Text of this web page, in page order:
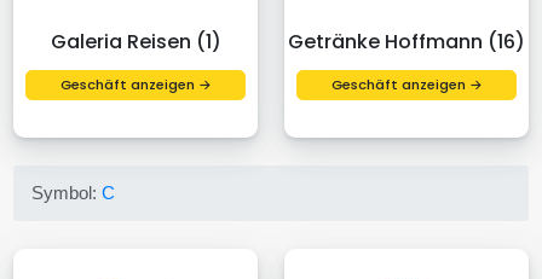
Galeria Reisen (1)
Geschäft anzeigen →
Getränke Hoffmann (16)
Geschäft anzeigen →
Symbol:C